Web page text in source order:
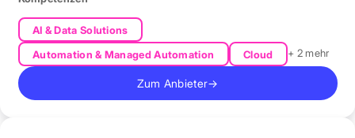
AI & Data Solutions
Automation & Managed Automation
Cloud + 2 mehr
Zum Anbieter→